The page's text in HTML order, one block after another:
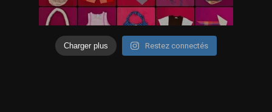
Charger plus Restez connectés